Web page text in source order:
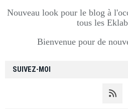
SUIVEZ-MOI
Nouveau look pour le blog à
tous les
Bienvenue pour de